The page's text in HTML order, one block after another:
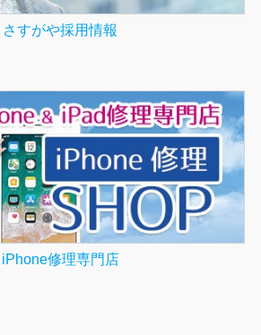
さすがや採用情報
iPhone修理専門店